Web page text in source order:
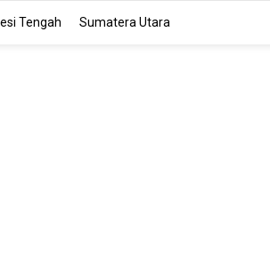
Tengah Sumatera Utara